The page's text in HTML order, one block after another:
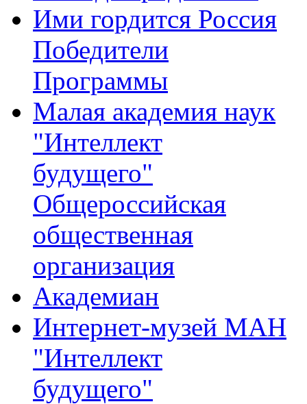
Ими гордится Россия
Победители
Программы
Малая академия наук
"Интеллект
будущего"
Общероссийская
общественная
организация
Академиан
Интернет-музей МАН
"Интеллект
будущего"